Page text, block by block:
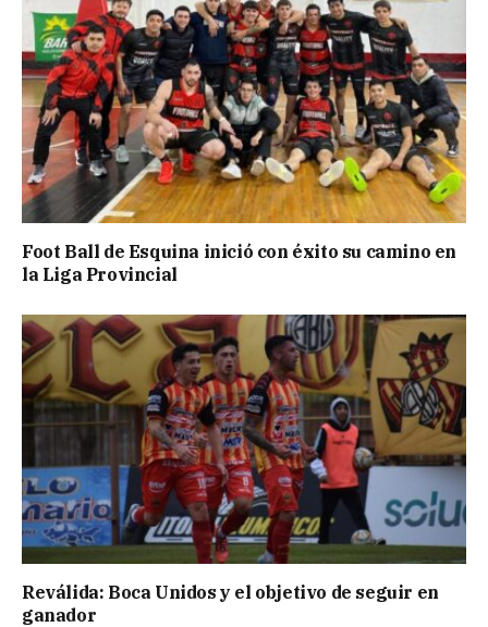
Foot Ball de Esquina inició con éxito su camino en
la Liga Provincial
Reválida: Boca Unidos y el objetivo de seguir en
ganador